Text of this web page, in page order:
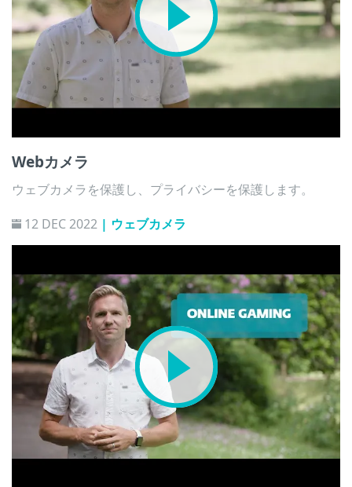
Webカメラ
ウェブカメラを保護し、プライバシーを保護します。
12 DEC 2022 | ウェブカメラ